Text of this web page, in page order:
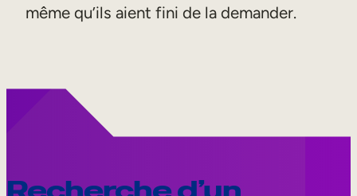
même qu’ils aient fini de la demander.